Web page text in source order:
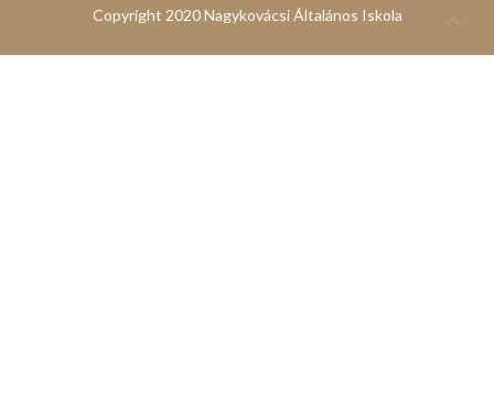
Copyright 2020 Nagykovácsi Általános Iskola